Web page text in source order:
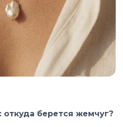
откуда берется жемчуг?